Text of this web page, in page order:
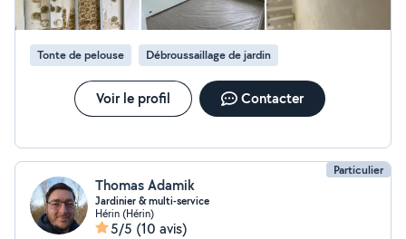
Tonte de pelouse Débroussaillage de jardin
Voir le profil Contacter
Particulier
Thomas Adamik
Jardinier & multi-service
Hérin (Hérin)
5/5 (10 avis)